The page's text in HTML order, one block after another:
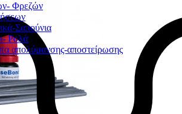
Φρεζών
Σαπούνια
Ρολά
απολύμανσης-αποστείρωσης